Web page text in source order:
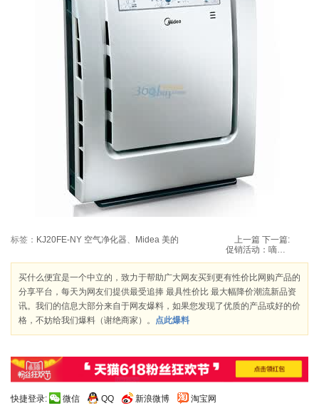
标签： KJ20FE-NY 空气净化器、 Midea 美的 上一篇 下一篇:
促销活动：嘀嗒猫 热销商品抢购+满99立减15元
买什么便宜是一个中立的，致力于帮助广大网友买到更有性价比网购产品的
分享平台，每天为网友们提供最受追捧 最具性价比 最大幅降价潮流新品资
讯。我们的信息大部分来自于网友爆料，如果您发现了优质的产品或好的价
格，不妨给我们爆料（谢绝商家）。 点此爆料
快捷登录: 微信 QQ 新浪微博 淘宝网